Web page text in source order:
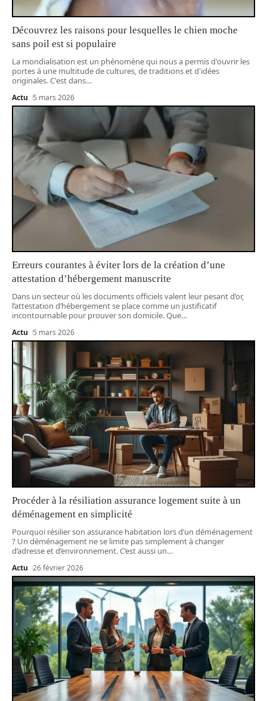
Découvrez les raisons pour lesquelles le chien moche
sans poil est si populaire
La mondialisation est un phénomène qui nous a permis d'ouvrir les
portes à une multitude de cultures, de traditions et d'idées
originales. C'est dans…
Actu 5 mars 2026
Erreurs courantes à éviter lors de la création d’une
attestation d’hébergement manuscrite
Dans un secteur où les documents officiels valent leur pesant d’or,
l’attestation d’hébergement se place comme un justificatif
incontournable pour prouver son domicile. Que…
Actu 5 mars 2026
Procéder à la résiliation assurance logement suite à un
déménagement en simplicité
Pourquoi résilier son assurance habitation lors d’un déménagement
? Un déménagement ne se limite pas simplement à changer
d’adresse et d’environnement. C’est aussi un…
Actu 26 février 2026